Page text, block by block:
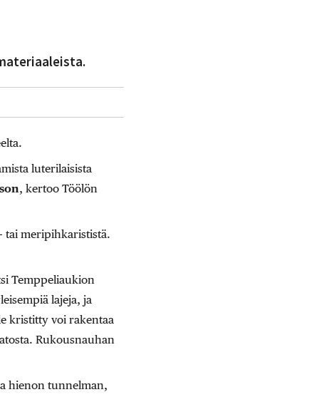
luterilaisista
, kertoo Töölön
tai meripihkarististä.
Temppeliaukion
lajeja, ja
kristitty voi rakentaa
Rukousnauhan
hienon tunnelman,